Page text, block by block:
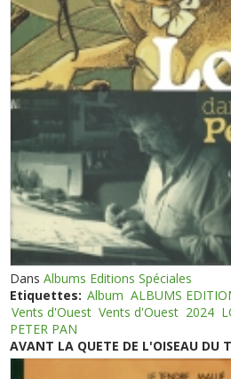
DansAlbums Editions Spéciales
Etiquettes: Album ALBUMS
Vents d'Ouest Vents d'Ouest 2024
PETER PAN
AVANT LA QUETE DE L'OISEAU DU